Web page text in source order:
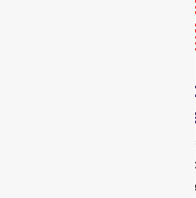
Opérateurs
et de
Utilisez une
prédictifs pour aller
traditionnels :